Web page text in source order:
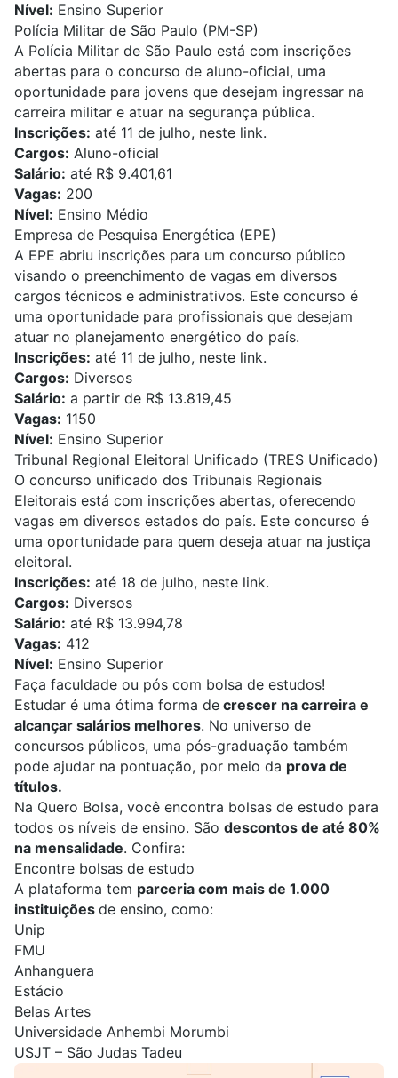
Nível: Ensino Superior
Polícia Militar de São Paulo (PM-SP)
A Polícia Militar de São Paulo está com inscrições
abertas para o concurso de aluno-oficial, uma
oportunidade para jovens que desejam ingressar na
carreira militar e atuar na segurança pública.
Inscrições: até 11 de julho, neste link.
Cargos: Aluno-oficial
Salário: até R$ 9.401,61
Vagas: 200
Nível: Ensino Médio
Empresa de Pesquisa Energética (EPE)
A EPE abriu inscrições para um concurso público
visando o preenchimento de vagas em diversos
cargos técnicos e administrativos. Este concurso é
uma oportunidade para profissionais que desejam
atuar no planejamento energético do país.
Inscrições: até 11 de julho, neste link.
Cargos: Diversos
Salário: a partir de R$ 13.819,45
Vagas: 1150
Nível: Ensino Superior
Tribunal Regional Eleitoral Unificado (TRES Unificado)
O concurso unificado dos Tribunais Regionais
Eleitorais está com inscrições abertas, oferecendo
vagas em diversos estados do país. Este concurso é
uma oportunidade para quem deseja atuar na justiça
eleitoral.
Inscrições: até 18 de julho, neste link.
Cargos: Diversos
Salário: até R$ 13.994,78
Vagas: 412
Nível: Ensino Superior
Faça faculdade ou pós com bolsa de estudos!
Estudar é uma ótima forma de crescer na carreira e
alcançar salários melhores. No universo de
concursos públicos, uma pós-graduação também
pode ajudar na pontuação, por meio da prova de
títulos.
Na Quero Bolsa, você encontra bolsas de estudo para
todos os níveis de ensino. São descontos de até 80%
na mensalidade. Confira:
Encontre bolsas de estudo
A plataforma tem parceria com mais de 1.000
instituições de ensino, como:
Unip
FMU
Anhanguera
Estácio
Belas Artes
Universidade Anhembi Morumbi
USJT – São Judas Tadeu